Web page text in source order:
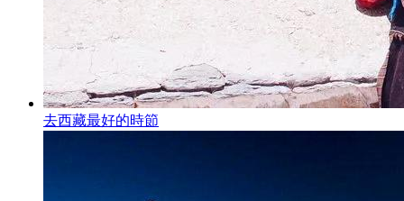
去西藏最好的時節